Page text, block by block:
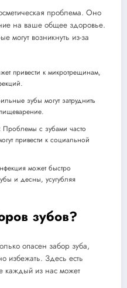
проблема. Оно
на ваше общее здоровье.
могут возникнуть из-за
привести к микротрещинам,
зубы могут затруднить
Проблемы с зубами часто
привести к социальной
может быстро
и десны, усугубляя
зубов?
опасен забор зуба,
избежать. Здесь есть
каждый из нас может